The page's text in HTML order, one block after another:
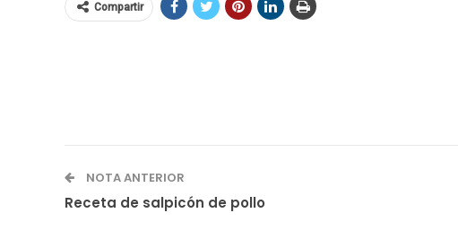
Compartir
NOTA ANTERIOR
Receta de salpicón de pollo